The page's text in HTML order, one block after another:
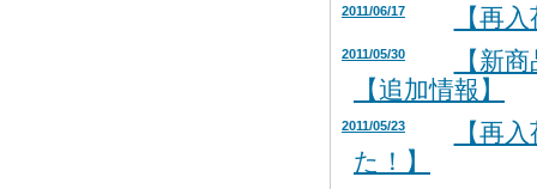
2011/06/17 【再
2011/05/30
【新
【追加情報】
2011/05/23
【再
た！】